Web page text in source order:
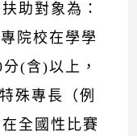
助對象為：
院校在學學
(含)以上，
殊專長（例
全國性比賽